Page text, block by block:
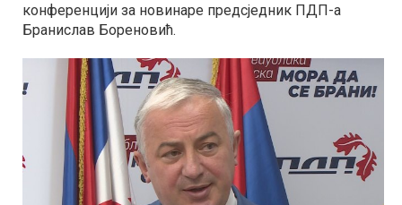
конференцији за новинаре предсједник ПДП-а
Бранислав Бореновић.